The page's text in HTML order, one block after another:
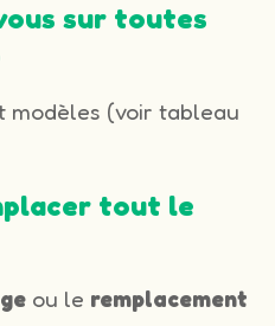
sur toutes
modèles (voir tableau
tout le
ou le remplacement